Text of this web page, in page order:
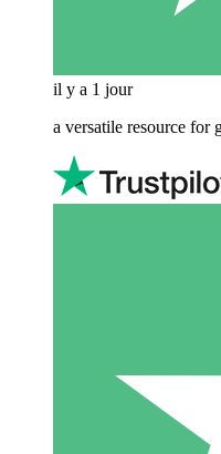
il y a 1 jour
a versatile resource for